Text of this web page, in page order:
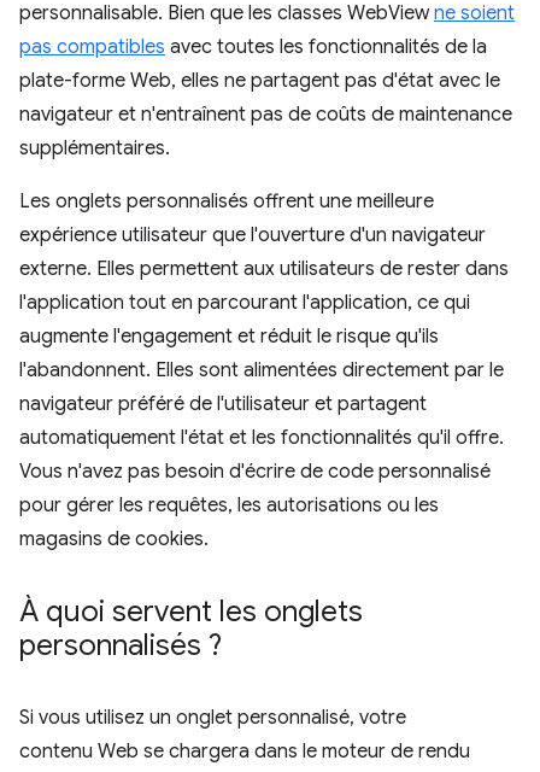
personnalisable. Bien que les classes WebViewne soient
pas compatibles avec toutes les fonctionnalités de la
plate-forme Web, elles ne partagent pas d'état avec le
navigateur et n'entraînent pas de coûts de maintenance
supplémentaires.
Les onglets personnalisés offrent une meilleure
expérience utilisateur que l'ouverture d'un navigateur
externe. Elles permettent aux utilisateurs de rester dans
l'application tout en parcourant l'application, ce qui
augmente l'engagement et réduit le risque qu'ils
l'abandonnent. Elles sont alimentées directement par le
navigateur préféré de l'utilisateur et partagent
automatiquement l'état et les fonctionnalités qu'il offre.
Vous n'avez pas besoin d'écrire de code personnalisé
pour gérer les requêtes, les autorisations ou les
magasins de cookies.
À quoi servent les onglets
personnalisés ?
Si vous utilisez un onglet personnalisé, votre
contenu Web se chargera dans le moteur de rendu